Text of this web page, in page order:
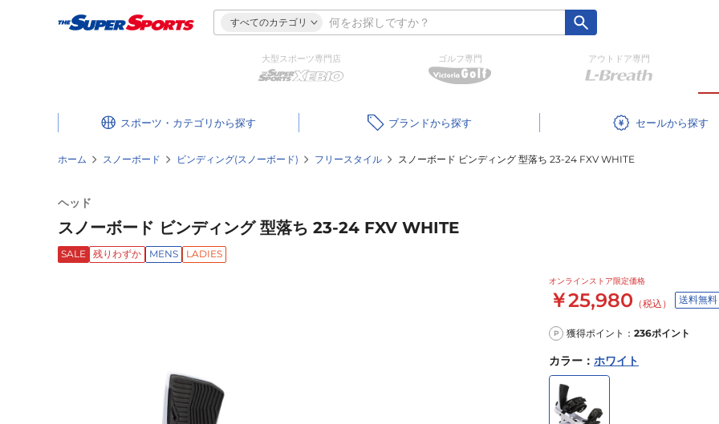
すべてのカテゴリ
大型スポーツ専門店 ゴルフ専門 アウトドア専門
スポーツ・カテゴリ ブランド セール
ホーム スノーボード ビンディング(スノーボード) フリースタイル スノーボード ビンディング 型落ち 23-24 FXV WHITE
ヘッド
スノーボード ビンディング 型落ち 23-24 FXV WHITE
SALE 残りわずか MENS LADIES
オンラインストア限定価格
￥25,980 （税込） 送料無料
P 獲得ポイント： 236ポイント
カラー ： ホワイト